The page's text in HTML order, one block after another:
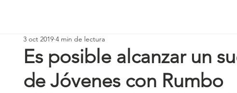
Es posible alcanzar un
de Jóvenes con Rumbo
3 oct 2019 4 min de lectura